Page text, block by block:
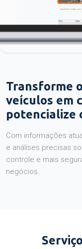
Transforme
veículos em
potencialize
Com informações
e análises precisas
controle e mais
negócios.